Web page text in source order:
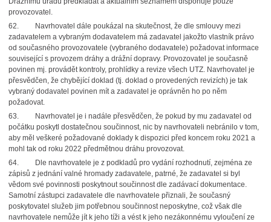
provozovatel.
62. Navrhovatel dále poukázal na skutečnost, že dle smlouvy mezi
zadavatelem a vybraným dodavatelem má zadavatel jakožto vlastník právo
od současného provozovatele (vybraného dodavatele) požadovat informace
související s provozem dráhy a drážní dopravy. Provozovatel je současně
povinen mj. provádět kontroly, prohlídky a revize všech UTZ. Navrhovatel je
přesvědčen, že chybějící doklad (tj. doklad o provedených revizích) je tak
vybraný dodavatel povinen mít a zadavatel je oprávněn ho po něm
požadovat.
63. Navrhovatel je i nadále přesvědčen, že pokud by mu zadavatel od
počátku poskytl dostatečnou součinnost, nic by navrhovateli nebránilo v tom,
aby měl veškeré požadované doklady k dispozici před koncem roku 2021 a
mohl tak od roku 2022 předmětnou dráhu provozovat.
64. Dle navrhovatele je z podkladů pro vydání rozhodnutí, zejména ze
zápisů z jednání valné hromady zadavatele, patrné, že zadavatel si byl
vědom své povinnosti poskytnout součinnost dle zadávací dokumentace.
Samotní zástupci zadavatele dle navrhovatele přiznali, že současný
poskytovatel služeb jim potřebnou součinnost neposkytne, což však dle
navrhovatele nemůže jít k jeho tíži a vést k jeho nezákonnému vyloučení ze